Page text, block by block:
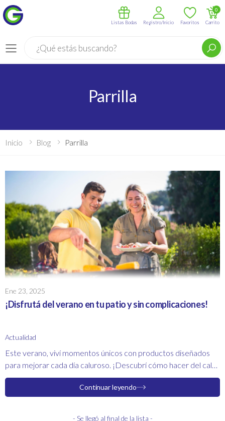
Menú
Listas Bodas Registro/Inicio Favoritos Carrito
0
Parrilla
Inicio Blog Parrilla
Ene 23, 2025
¡Disfrutá del verano en tu patio y sin complicaciones!
Actualidad
Este verano, viví momentos únicos con productos diseñados
para mejorar cada día caluroso. ¡Descubrí cómo hacer del calor
una excusa para disfrutar!
Continuar leyendo
- Se llegó al final de la lista -